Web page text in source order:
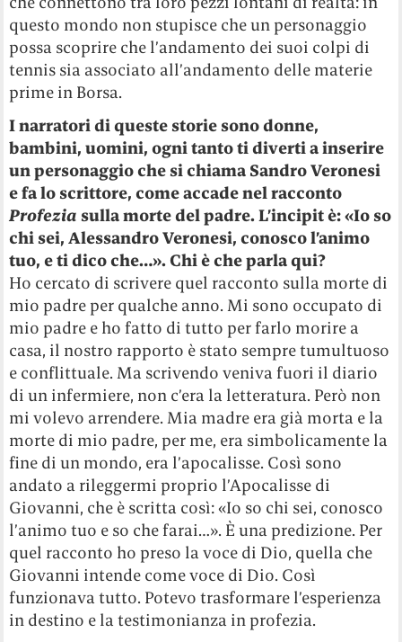
questo mondo non stupisce che un personaggio
possa scoprire che l’andamento dei suoi colpi di
tennis sia associato all’andamento delle materie
prime in Borsa.
I narratori di queste storie sono donne,
bambini, uomini, ogni tanto ti diverti a inserire
un personaggio che si chiama Sandro Veronesi
e fa lo scrittore, come accade nel racconto
Profezia sulla morte del padre. L’incipit è: «Io so
chi sei, Alessandro Veronesi, conosco l’animo
tuo, e ti dico che…». Chi è che parla qui?
Ho cercato di scrivere quel racconto sulla morte di
mio padre per qualche anno. Mi sono occupato di
mio padre e ho fatto di tutto per farlo morire a
casa, il nostro rapporto è stato sempre tumultuoso
e conflittuale. Ma scrivendo veniva fuori il diario
di un infermiere, non c’era la letteratura. Però non
mi volevo arrendere. Mia madre era già morta e la
morte di mio padre, per me, era simbolicamente la
fine di un mondo, era l’apocalisse. Così sono
andato a rileggermi proprio l’Apocalisse di
Giovanni, che è scritta così: «Io so chi sei, conosco
l’animo tuo e so che farai…». È una predizione. Per
quel racconto ho preso la voce di Dio, quella che
Giovanni intende come voce di Dio. Così
funzionava tutto. Potevo trasformare l’esperienza
in destino e la testimonianza in profezia.